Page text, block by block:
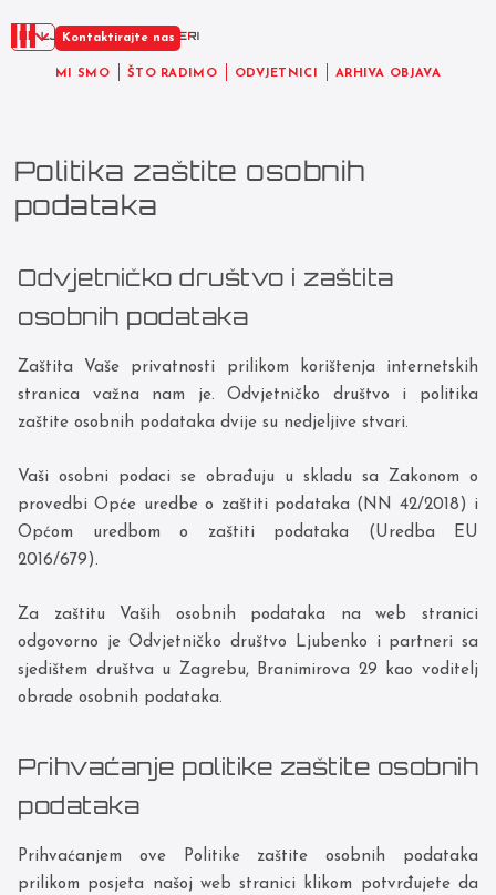
MI SMO ŠTO RADIMO ODVJETNICI ARHIVA OBJAVA
Kontaktirajte nas
Politika zaštite osobnih
podataka
Odvjetničko društvo i zaštita
osobnih podataka
Zaštita Vaše privatnosti prilikom korištenja internetskih
stranica važna nam je. Odvjetničko društvo i politika
zaštite osobnih podataka dvije su nedjeljive stvari.
Vaši osobni podaci se obrađuju u skladu sa Zakonom o
provedbi Opće uredbe o zaštiti podataka (NN 42/2018) i
Općom uredbom o zaštiti podataka (Uredba EU
2016/679).
Za zaštitu Vaših osobnih podataka na web stranici
odgovorno je Odvjetničko društvo Ljubenko i partneri sa
sjedištem društva u Zagrebu, Branimirova 29 kao voditelj
obrade osobnih podataka.
Prihvaćanje politike zaštite osobnih
podataka
Prihvaćanjem ove Politike zaštite osobnih podataka
prilikom posjeta našoj web stranici klikom potvrđujete da